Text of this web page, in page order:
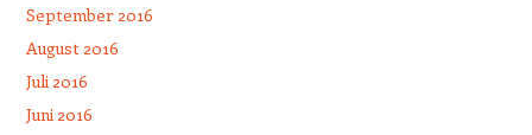
September 2016
August 2016
Juli 2016
Juni 2016